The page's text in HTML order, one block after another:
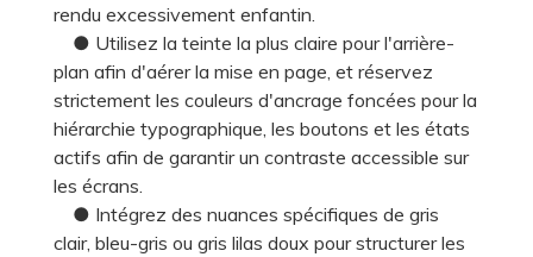
rendu excessivement enfantin.
● Utilisez la teinte la plus claire pour l'arrière-
plan afin d'aérer la mise en page, et réservez
strictement les couleurs d'ancrage foncées pour la
hiérarchie typographique, les boutons et les états
actifs afin de garantir un contraste accessible sur
les écrans.
● Intégrez des nuances spécifiques de gris
clair, bleu-gris ou gris lilas doux pour structurer les